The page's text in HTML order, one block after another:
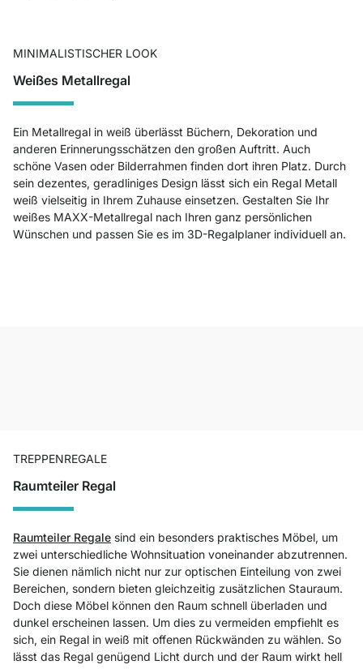
MINIMALISTISCHER LOOK
Weißes Metallregal
Ein Metallregal in weiß überlässt Büchern, Dekoration und
anderen Erinnerungsschätzen den großen Auftritt. Auch
schöne Vasen oder Bilderrahmen finden dort ihren Platz. Durch
sein dezentes, geradliniges Design lässt sich ein Regal Metall
weiß vielseitig in Ihrem Zuhause einsetzen. Gestalten Sie Ihr
weißes MAXX-Metallregal nach Ihren ganz persönlichen
Wünschen und passen Sie es im 3D-Regalplaner individuell an.
TREPPENREGALE
Raumteiler Regal
Raumteiler Regale sind ein besonders praktisches Möbel, um
zwei unterschiedliche Wohnsituation voneinander abzutrennen.
Sie dienen nämlich nicht nur zur optischen Einteilung von zwei
Bereichen, sondern bieten gleichzeitig zusätzlichen Stauraum.
Doch diese Möbel können den Raum schnell überladen und
dunkel erscheinen lassen. Um dies zu vermeiden empfiehlt es
sich, ein Regal in weiß mit offenen Rückwänden zu wählen. So
lässt das Regal genügend Licht durch und der Raum wirkt hell